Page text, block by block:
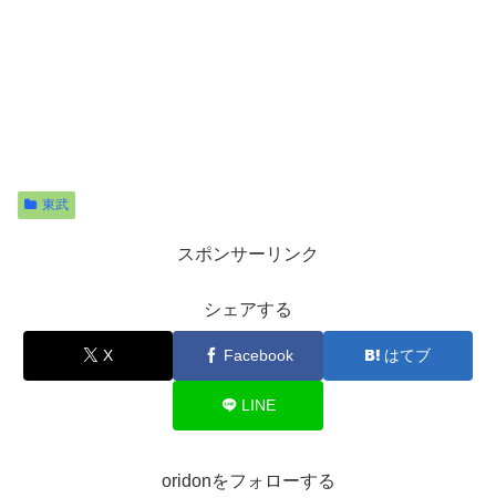
東武
スポンサーリンク
シェアする
X Facebook はてブ
LINE
oridonをフォローする